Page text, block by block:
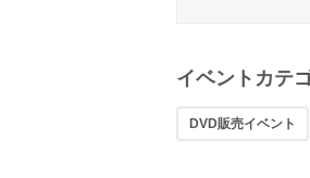
イベントカテ
DVD販売イベント